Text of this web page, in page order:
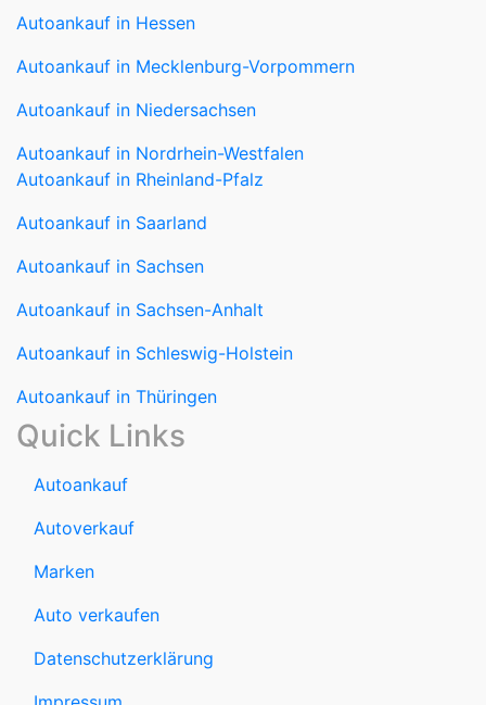
Autoankauf in Hessen
Autoankauf in Mecklenburg-Vorpommern
Autoankauf in Niedersachsen
Autoankauf in Nordrhein-Westfalen
Autoankauf in Rheinland-Pfalz
Autoankauf in Saarland
Autoankauf in Sachsen
Autoankauf in Sachsen-Anhalt
Autoankauf in Schleswig-Holstein
Autoankauf in Thüringen
Quick Links
Autoankauf
Autoverkauf
Marken
Auto verkaufen
Datenschutzerklärung